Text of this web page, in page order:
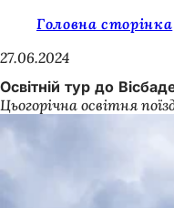
Перейти до змісту
и
т
у
т
:
Головна сторінка
27.06.2024
Освітній тур до
Цьогорічна освітня